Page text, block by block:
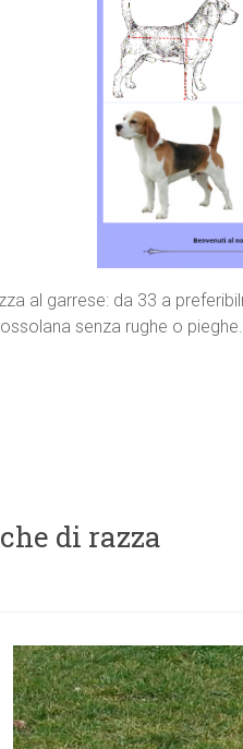
al garrese: da 33 a
senza rughe o
di razza